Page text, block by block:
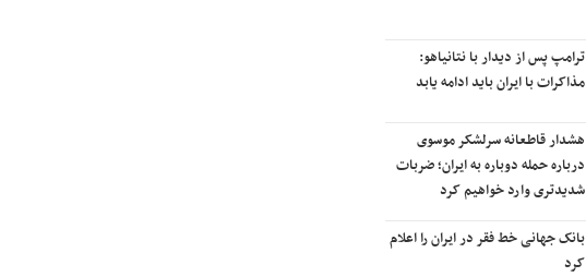
ترامپ پس از دیدار با نتانیاهو:
مذاکرات با ایران باید ادامه یابد
هشدار قاطعانه سرلشکر موسوی
درباره حمله دوباره به ایران؛ ضربات
شدیدتری وارد خواهیم کرد
بانک جهانی خط فقر در ایران را اعلام
کرد